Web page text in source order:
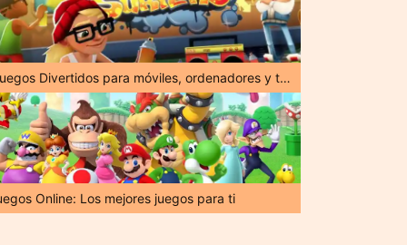
¡Juegos Divertidos para móviles, ordenadores y tabletas!
Online: Los mejores juegos para ti